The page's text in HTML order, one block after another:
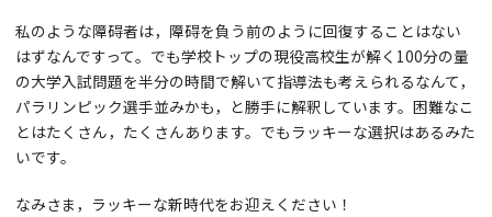
私のような障碍者は，障碍を負う前のように回復することはない
はずなんですって。でも学校トップの現役高校生が解く100分の量
の大学入試問題を半分の時間で解いて指導法も考えられるなんて，
パラリンピック選手並みかも，と勝手に解釈しています。困難なこ
とはたくさん，たくさんあります。でもラッキーな選択はあるみた
いです。
なみさま，ラッキーな新時代をお迎えください！